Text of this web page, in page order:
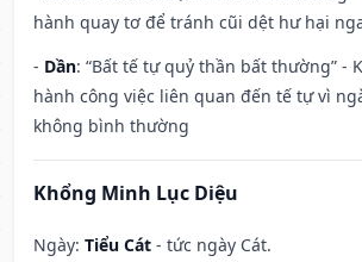
hành quay tơ để tránh cũi dệt hư hại
- Dần: “Bất tế tự quỷ thần bất thường” -
hành công việc liên quan đến tế tự vì
không bình thường
Khổng Minh Lục Diệu
Ngày: Tiểu Cát - tức ngày Cát.